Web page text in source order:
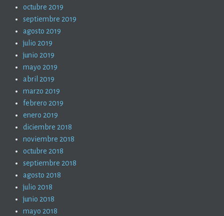
octubre 2019
septiembre 2019
agosto 2019
julio 2019
junio 2019
mayo 2019
abril 2019
marzo 2019
febrero 2019
enero 2019
diciembre 2018
noviembre 2018
octubre 2018
septiembre 2018
agosto 2018
julio 2018
junio 2018
mayo 2018